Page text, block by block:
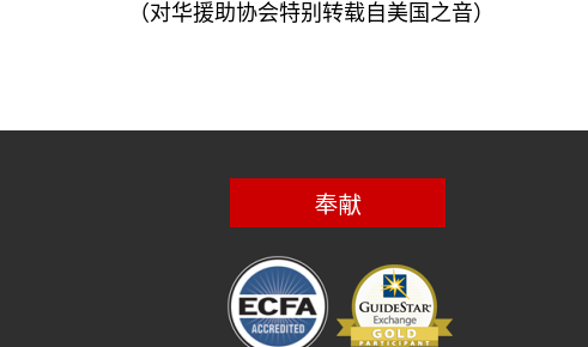
（对华援助协会特别转载自美国之音）
奉献